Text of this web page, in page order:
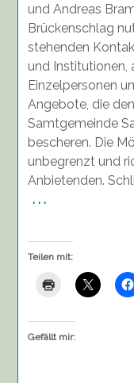
und Andreas
Brückenschlag
stehenden
und Institutionen,
Einzelpersonen
Angebote, die
Samtgemeinde
bescheren. Die
unbegrenzt und
Anbietenden.
. . .
Teilen mit:
Gefällt mir: